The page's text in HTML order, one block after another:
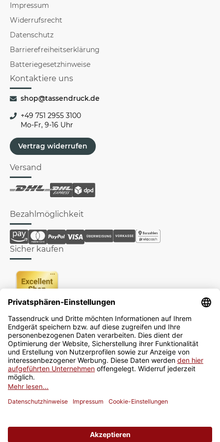
Impressum
Widerrufsrecht
Datenschutz
Barrierefreiheitserklärung
Batteriegesetzhinweise
Kontaktiere uns
shop@tassendruck.de
+49 751 2955 3100
Mo-Fr, 9-16 Uhr
Vertrag widerrufen
Versand
Bezahlmöglichkeit
Sicher kaufen
Newsletter